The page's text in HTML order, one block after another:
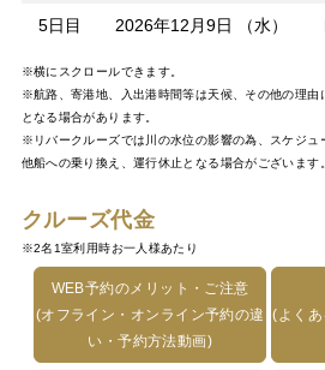
5日目 2026年12月9日 （水）
※横にスクロールできます。
※航路、寄港地、入出港時間等は天候、その他の理由
となる場合があります。
※リバークルーズでは川の水位の影響の為、スケジュ
他船への乗り換え、運行休止となる場合がございます。
クルーズ代金
※2名1室利用時お一人様あたり
WEB予約のメリット・ご注意
(オフライン・オンライン予約の違
い・予約方法動画)
(よく